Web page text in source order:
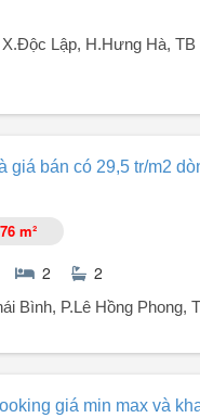
Lập, H.Hưng Hà, TB
Tỉnh Thái Bình
và Hưng Yên (22 km),
phía Bắc)
đầu tư xây thô hoàn thiện
giá bán có 29,5 tr/m2
76 m²
2 2
Bình, P.Lê Hồng Phong,
chất lượng như khách
giá min max và